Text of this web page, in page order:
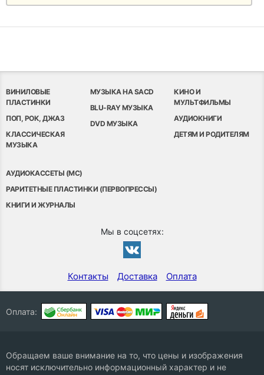
ВИНИЛОВЫЕ
ПЛАСТИНКИ
ПОП, РОК, ДЖАЗ
КЛАССИЧЕСКАЯ
МУЗЫКА
МУЗЫКА НА SACD
BLU-RAY МУЗЫКА
DVD МУЗЫКА
КИНО И
МУЛЬТФИЛЬМЫ
АУДИОКНИГИ
ДЕТЯМ И РОДИТЕЛЯМ
АУДИОКАССЕТЫ (MC)
РАРИТЕТНЫЕ ПЛАСТИНКИ (ПЕРВОПРЕССЫ)
КНИГИ И ЖУРНАЛЫ
Мы в соцсетях:
Контакты Доставка Оплата
Оплата:
Обращаем ваше внимание на то, что цены и изображения
носят исключительно информационный характер и не